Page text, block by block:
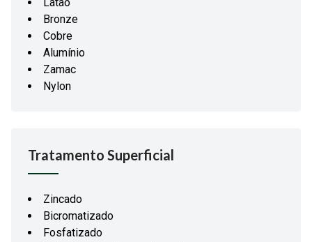
Bronze
Cobre
Alumínio
Zamac
Nylon
Tratamento Superficial
Zincado
Bicromatizado
Fosfatizado